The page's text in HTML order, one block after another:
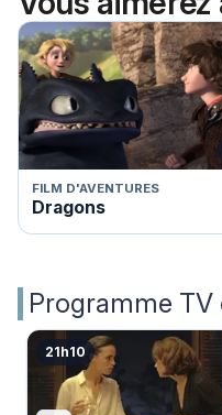
FILM D'AVENTURES
Dragons
Programme TV
21h10